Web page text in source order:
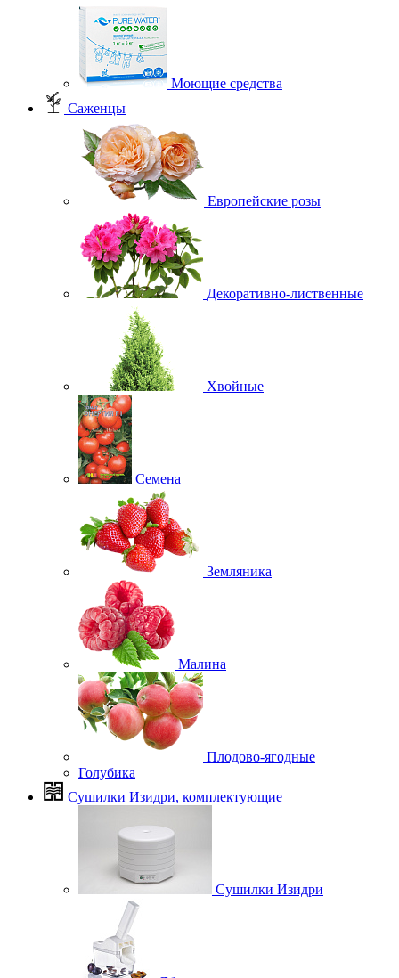
Моющие средства
Саженцы
Европейские розы
Декоративно-лиственные
Хвойные
Семена
Земляника
Малина
Плодово-ягодные
Голубика
Сушилки Изидри, комплектующие
Сушилки Изидри